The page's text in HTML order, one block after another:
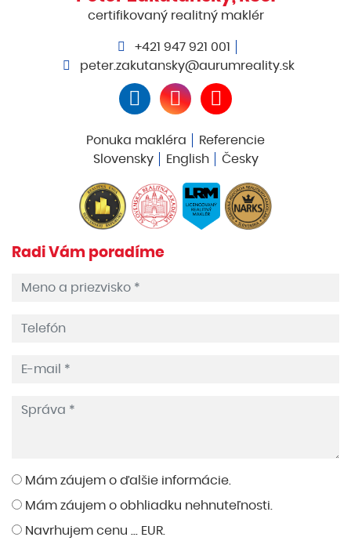
certifikovaný realitný maklér
+421 947 921 001
peter.zakutansky@aurumreality.sk
Ponuka makléra
Referencie
Slovensky
English Česky
Radi Vám poradíme
Mám záujem o ďalšie informácie.
Mám záujem o obhliadku nehnuteľnosti.
Navrhujem cenu ... EUR.